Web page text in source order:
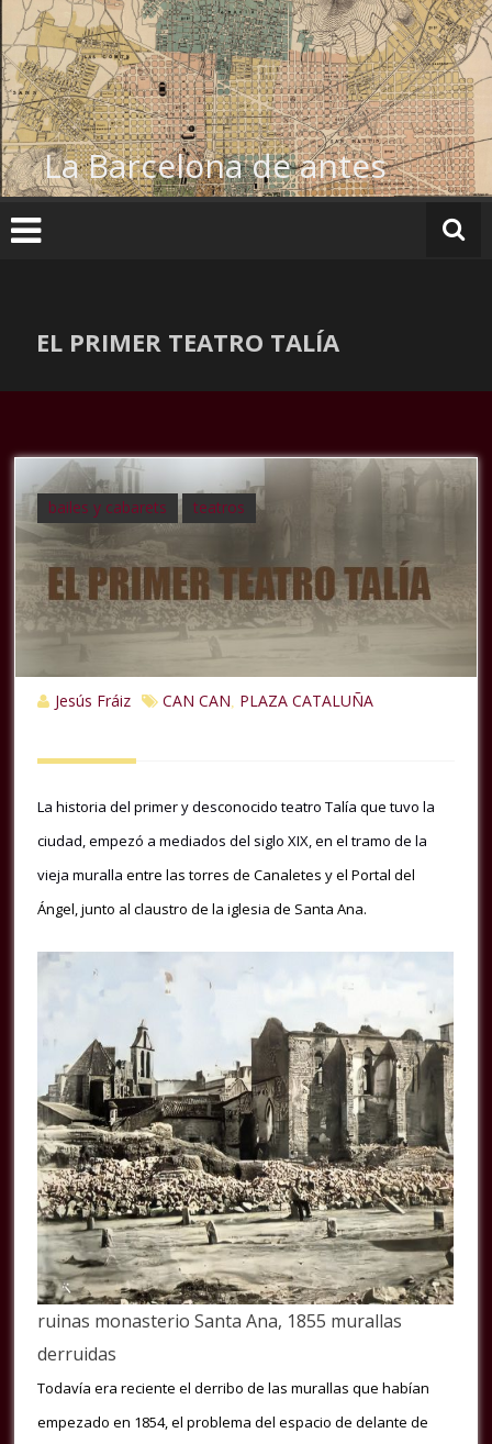
contenido
La Barcelona de antes
EL PRIMER TEATRO TALÍA
bailes y cabarets teatros
Jesús Fráiz CAN CAN PLAZA CATALUÑA
La historia del primer y desconocido teatro Talía que tuvo la
ciudad, empezó a mediados del siglo XIX, en el tramo de la
vieja murallaentre las torres de Canaletes y el Portal del
Ángel, junto al claustro de la iglesia de Santa Ana.
ruinas monasterio Santa Ana, 1855 murallas
derruidas
Todavía era reciente el derribo de las murallas que habían
empezado en 1854, el problema del espacio de delante de